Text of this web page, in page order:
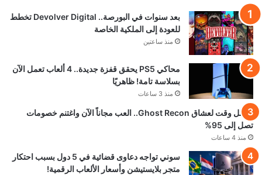
بعد سنوات في البورصة.. Devolver Digital تخطط
للعودة إلى الملكية الخاصة
منذ ساعتين
محاكي PS5 يحقق قفزة جديدة.. 4 ألعاب تعمل الآن
بسلاسة تامة! ظاهريًا
منذ 3 ساعات
أفضل وقت لعشاق Ghost Recon.. العب مجاناً الآن واغتنم خصومات
تصل إلى 95%
منذ 4 ساعات
سوني تواجه دعاوى قضائية في 5 دول بسبب احتكار
متجر بلايستيشن وأسعار الألعاب الرقمية!